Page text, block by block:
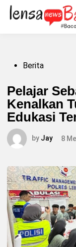
Skip
content
PostedBerita
Pelajar
Kenalkan
Edukasi
by Jay 8